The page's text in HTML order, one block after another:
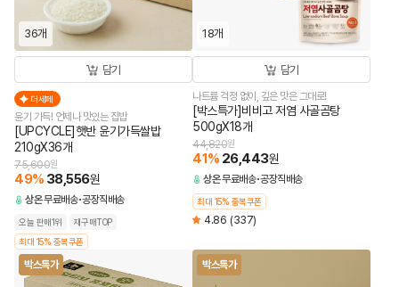
36개
담기
더세페
윤기 가득! 언제나 맛있는 집밥
[UPCYCLE]햇반 윤기가득쌀밥
210gX36개
75,600원
49% 38,556원
상온무료배송 공장직배송
오늘 판매1위
재구매TOP
최대 15% 중복쿠폰
18개
담기
나트륨 걱정 없이, 깊은 맛은 그대로!
[박스특가]비비고 저염 사골곰탕
500gX18개
44,820원
41% 26,443원
상온무료배송 공장직배송
최대 15% 중복쿠폰
4.86 (337)
박스특가 박스특가